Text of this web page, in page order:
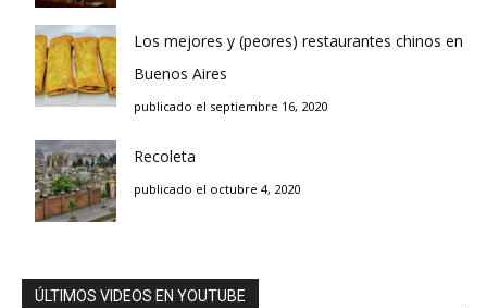
Los mejores y (peores) restaurantes chinos en
Buenos Aires
publicado el septiembre 16, 2020
Recoleta
publicado el octubre 4, 2020
ÚLTIMOS VIDEOS EN YOUTUBE